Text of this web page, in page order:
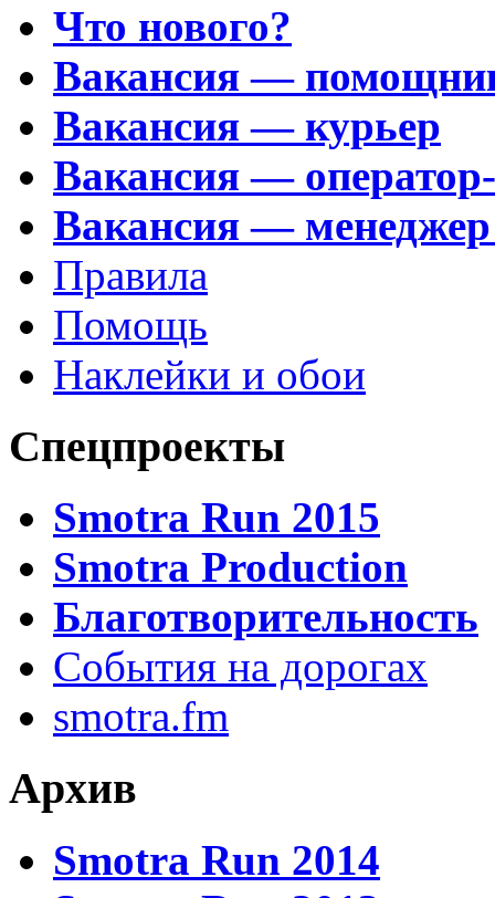
Что нового?
Вакансия —
Вакансия — курьер
Вакансия —
Вакансия —
Правила
Помощь
Наклейки и обои
Спецпроекты
Smotra Run 2015
Smotra Production
Благотворительность
События на дорогах
smotra.fm
Архив
Smotra Run 2014